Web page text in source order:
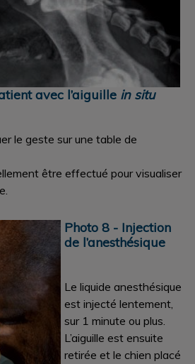
avec l’aiguille in situ
le geste sur une table de
être effectué pour visualiser
Photo 8 - Injection
de l’anesthésique
Le liquide anesthésique
est injecté lentement,
sur 1 minute ou plus.
L’aiguille est ensuite
retirée et le chien placé